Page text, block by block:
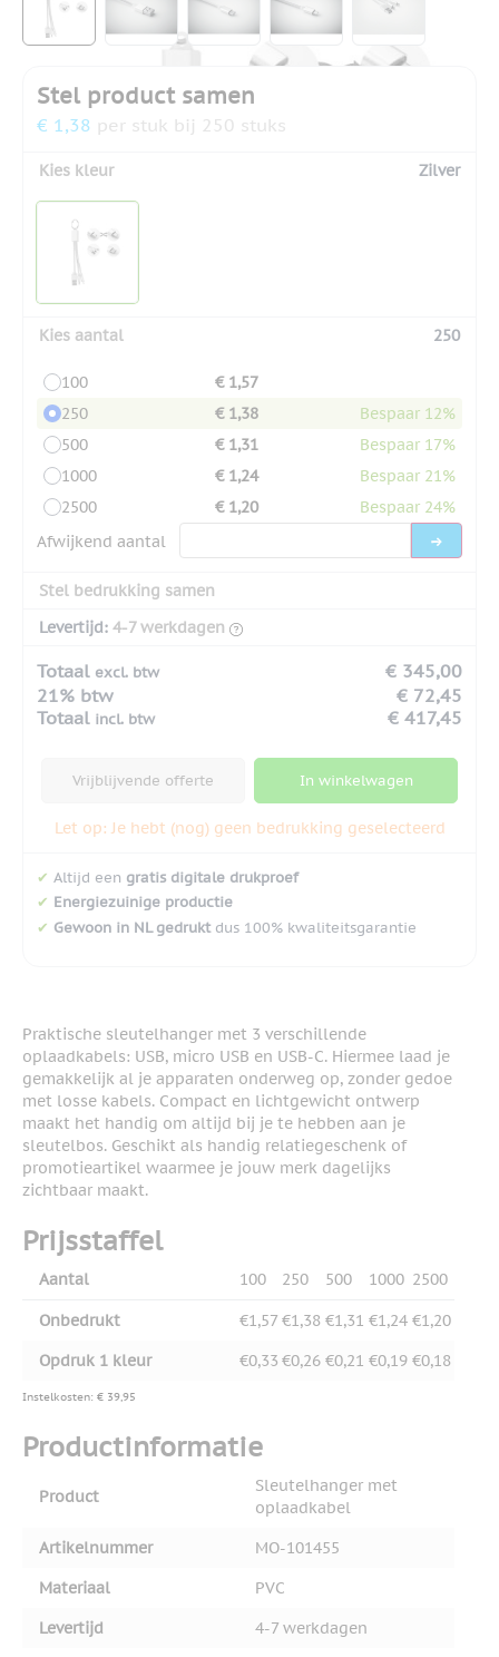
Stel product samen
€ 1,38 per stuk bij 250 stuks
Kies kleur Zilver
Kies aantal 250
100
€ 1,57
250
€ 1,38
Bespaar 12%
500
€ 1,31
Bespaar 17%
1000
€ 1,24
Bespaar 21%
2500
€ 1,20
Bespaar 24%
Afwijkend aantal
Stel bedrukking samen
Levertijd: 4-7 werkdagen
Totaal excl. btw
€ 345,00
21% btw
€ 72,45
Totaal incl. btw € 417,45
Vrijblijvende offerte In winkelwagen
Let op: Je hebt (nog) geen bedrukking geselecteerd
✔ Altijd een gratis digitale drukproef
✔ Energiezuinige productie
✔ Gewoon in NL gedruktdus 100% kwaliteitsgarantie
Praktische sleutelhanger met 3 verschillende
oplaadkabels: USB, micro USB en USB-C. Hiermee laad je
gemakkelijk al je apparaten onderweg op, zonder gedoe
met losse kabels. Compact en lichtgewicht ontwerp
maakt het handig om altijd bij je te hebben aan je
sleutelbos. Geschikt als handig relatiegeschenk of
promotieartikel waarmee je jouw merk dagelijks
zichtbaar maakt.
Prijsstaffel
Aantal 100 250 500 1000 2500
Onbedrukt €1,57 €1,38 €1,31 €1,24 €1,20
Opdruk 1 kleur
€0,33 €0,26 €0,21 €0,19 €0,18
Instelkosten: € 39,95
Productinformatie
Product
Sleutelhanger met
oplaadkabel
Artikelnummer
MO-101455
Materiaal
PVC
Levertijd
4-7 werkdagen